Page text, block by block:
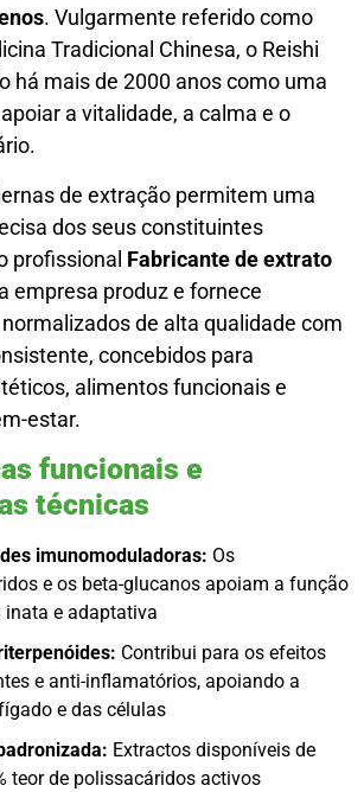
. Vulgarmente referido como
Tradicional Chinesa, o Reishi
há mais de 2000 anos como uma
a vitalidade, a calma e o
de extração permitem uma
dos seus constituintes
profissional Fabricante de extrato
empresa produz e fornece
de alta qualidade com
concebidos para
alimentos funcionais e
estar.
funcionais e
técnicas
imunomoduladoras: Os
e os beta-glucanos apoiam a função
e adaptativa
Contribui para os efeitos
e anti-inflamatórios, apoiando a
e das células
Extractos disponíveis de
teor de polissacáridos activos